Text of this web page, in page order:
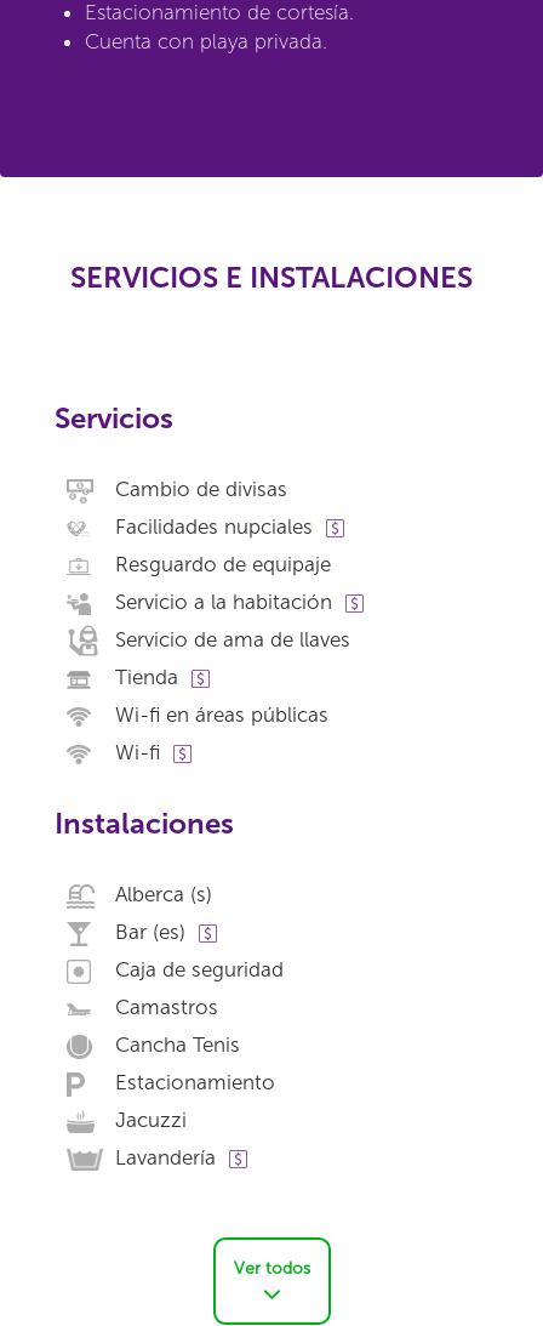
Estacionamiento de cortesía.
Cuenta con playa privada.
SERVICIOS E INSTALACIONES
Servicios
Cambio de divisas
Facilidades nupciales
Resguardo de equipaje
Servicio a la habitación
Servicio de ama de llaves
Tienda
Wi-fi en áreas públicas
Wi-fi
Instalaciones
Alberca (s)
Bar (es)
Caja de seguridad
Camastros
Cancha Tenis
Estacionamiento
Jacuzzi
Lavandería
Ver todos